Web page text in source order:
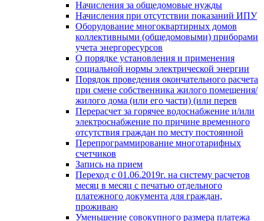
Начисления за общедомовые нужды
Начисления при отсутствии показаний ИПУ
Оборудование многоквартирных домов
коллективными (общедомовыми) приборами
учета энергоресурсов
О порядке установления и применения
социальной нормы электрической энергии
Порядок проведения окончательного расчета
при смене собственника жилого помещения/
жилого дома (или его части) (или перев
Перерасчет за горячее водоснабжение и/или
электроснабжение по причине временного
отсутствия граждан по месту постоянной
Перепрограммирование многотарифных
счетчиков
Запись на прием
Переход с 01.06.2019г. на систему расчетов
месяц в месяц с печатью отдельного
платежного документа для граждан,
проживаю
Уменьшение совокупного размера платежа